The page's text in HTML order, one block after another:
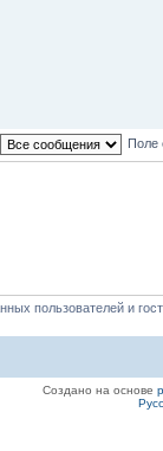
Поле
пользователей и
Создано на основе